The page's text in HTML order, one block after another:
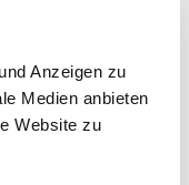
Anzeigen zu
Medien anbieten
Website zu